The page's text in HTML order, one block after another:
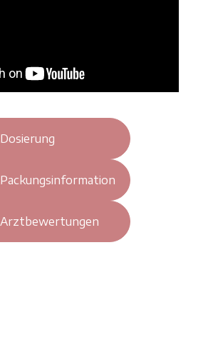
Dosierung
Packungsinformation
Arztbewertungen